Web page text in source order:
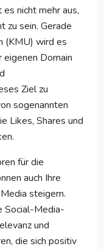
nicht mehr aus,
zu sein. Gerade
(KMU) wird es
eigenen Domain
Ziel zu
sogenannten
Likes, Shares und
für die
auch Ihre
steigern.
Social-Media-
und
die sich positiv